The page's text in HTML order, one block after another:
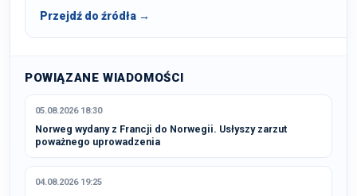
Przejdź do źródła →
POWIĄZANE WIADOMOŚCI
05.08.2026 18:30
Norweg wydany z Francji do Norwegii. Usłyszy zarzut
poważnego uprowadzenia
04.08.2026 19:25